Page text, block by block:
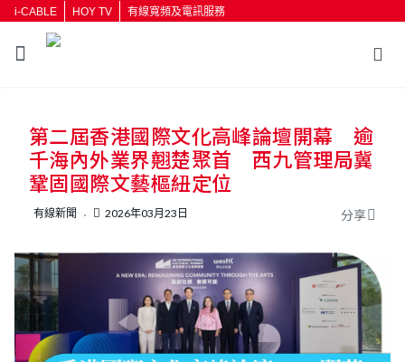
i-CABLE HOY TV 有線寬頻及電訊服務
按輸入鍵開始搜尋
第二屆香港國際文化高峰論壇開幕 逾
千海內外業界翹楚聚首 西九管理局冀
鞏固國際文藝樞紐定位
有線新聞 2026年03月23日 分享